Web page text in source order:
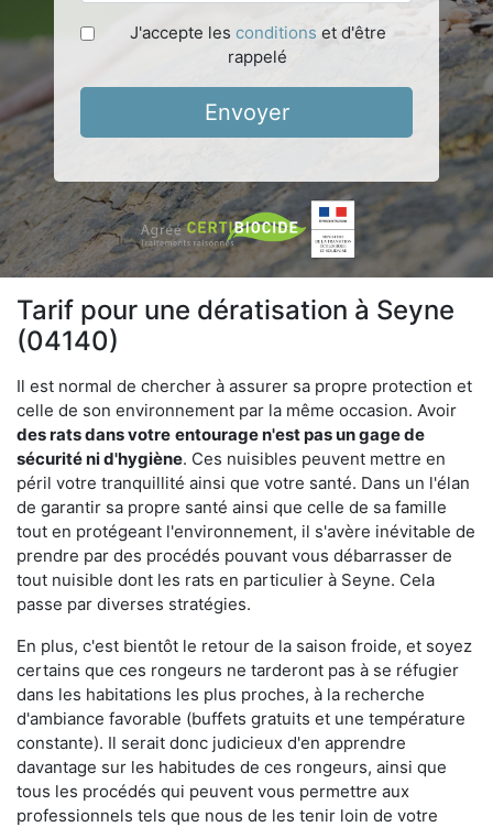
J'accepte les conditions et d'être
rappelé
Envoyer
Tarif pour une dératisation à Seyne
(04140)
Il est normal de chercher à assurer sa propre protection et
celle de son environnement par la même occasion. Avoir
des rats dans votre entourage n'est pas un gage de
sécurité ni d'hygiène. Ces nuisibles peuvent mettre en
péril votre tranquillité ainsi que votre santé. Dans un l'élan
de garantir sa propre santé ainsi que celle de sa famille
tout en protégeant l'environnement, il s'avère inévitable de
prendre par des procédés pouvant vous débarrasser de
tout nuisible dont les rats en particulier à Seyne. Cela
passe par diverses stratégies.
En plus, c'est bientôt le retour de la saison froide, et soyez
certains que ces rongeurs ne tarderont pas à se réfugier
dans les habitations les plus proches, à la recherche
d'ambiance favorable (buffets gratuits et une température
constante). Il serait donc judicieux d'en apprendre
davantage sur les habitudes de ces rongeurs, ainsi que
tous les procédés qui peuvent vous permettre aux
professionnels tels que nous de les tenir loin de votre